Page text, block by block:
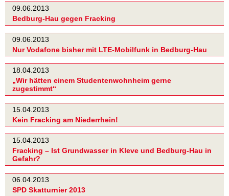
09.06.2013
Bedburg-Hau gegen Fracking
09.06.2013
Nur Vodafone bisher mit LTE-Mobilfunk in Bedburg-Hau
18.04.2013
„Wir hätten einem Studentenwohnheim gerne
zugestimmt“
15.04.2013
Kein Fracking am Niederrhein!
15.04.2013
Fracking – Ist Grundwasser in Kleve und Bedburg-Hau in
Gefahr?
06.04.2013
SPD Skatturnier 2013